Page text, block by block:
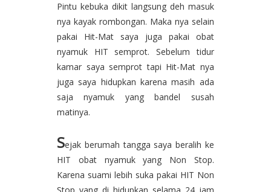
Pintu kebuka dikit langsung deh masuk
nya kayak rombongan. Maka nya selain
pakai Hit-Mat saya juga pakai obat
nyamuk HIT semprot. Sebelum tidur
kamar saya semprot tapi Hit-Mat nya
juga saya hidupkan karena masih ada
saja nyamuk yang bandel susah
matinya.
Sejak berumah tangga saya beralih ke
HIT obat nyamuk yang Non Stop.
Karena suami lebih suka pakai HIT Non